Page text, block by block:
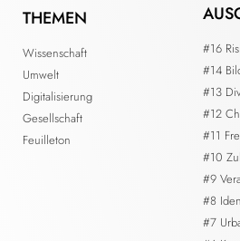
THEMEN
Wissenschaft
Umwelt
Digitalisierung
Gesellschaft
Feuilleton
#16
#14
#13
#12
#11
#10
#9
#8
#7